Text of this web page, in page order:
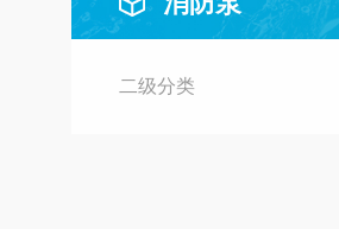
二级分类